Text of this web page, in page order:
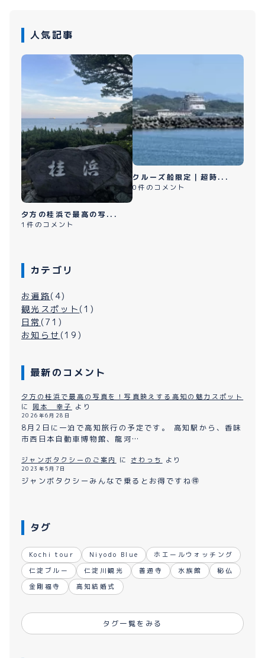
人気記事
夕方の桂浜で最高の写...
1件のコメント
クルーズ船限定｜超時...
0件のコメント
カテゴリ
お遍路(4)
観光スポット (1)
日常 (71)
お知らせ (19)
最新のコメント
夕方の桂浜で最高の写真を！写真映えする高知の魅力スポット
に 岡本 幸子 より
2026年6月28日
8月2日に一泊で高知旅行の予定です。 高知駅から、香味
市西日本自動車博物館、龍河…
ジャンボタクシーのご案内 に さわっち より
2023年5月7日
ジャンボタクシーみんなで乗るとお得ですね🉐
タグ
Kochi tour Niyodo Blue
ホエールウォッチング
仁淀ブルー
仁淀川観光 善通寺 水族館
秘仏
金剛福寺
高知結婚式
タグ一覧をみる